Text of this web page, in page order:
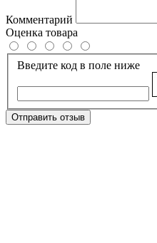
Комментарий
Оценка товара
Введите код в поле ниже
Отправить отзыв